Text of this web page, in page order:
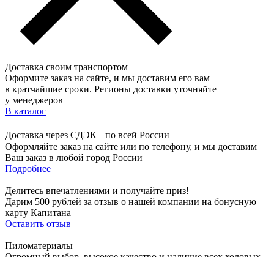
Доставка своим транспортом
Оформите заказ на сайте, и мы доставим его вам
в кратчайшие сроки. Регионы доставки уточняйте
у менеджеров
В каталог
Доставка через СДЭК по всей России
Оформляйте заказ на сайте или по телефону, и мы доставим
Ваш заказ в любой город России
Подробнее
Делитесь впечатлениями и получайте приз!
Дарим 500 рублей за отзыв о нашей компании на бонусную
карту Капитана
Оставить отзыв
Пиломатериалы